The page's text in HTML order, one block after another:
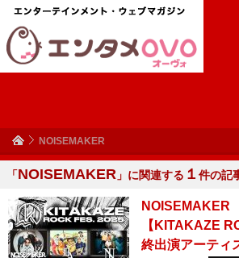
NOISEMAKER
「NOISEMAKER 」に関連する １ 件の記
【KITAKAZE
終出演アーティ